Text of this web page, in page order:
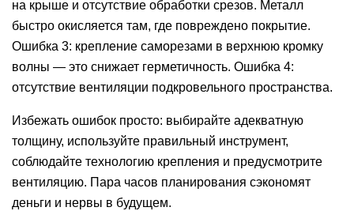
на крыше и отсутствие обработки срезов. Металл
быстро окисляется там, где повреждено покрытие.
Ошибка 3: крепление саморезами в верхнюю кромку
волны — это снижает герметичность. Ошибка 4:
отсутствие вентиляции подкровельного пространства.
Избежать ошибок просто: выбирайте адекватную
толщину, используйте правильный инструмент,
соблюдайте технологию крепления и предусмотрите
вентиляцию. Пара часов планирования сэкономят
деньги и нервы в будущем.